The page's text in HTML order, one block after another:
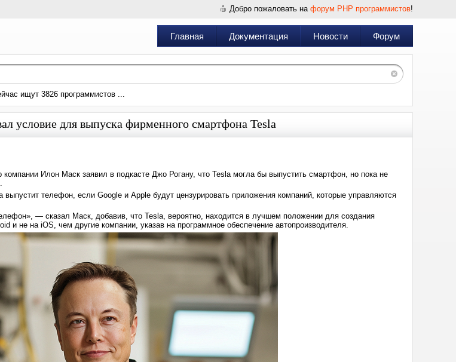
Добро пожаловать на форум PHP программистов!
Главная Документация Новости Форум
ищут 3826 программистов ...
условие для выпуска фирменного смартфона Tesla
компании Илон Маск заявил в подкасте Джо Рогану, что Tesla могла бы выпустить смартфон, но пока не
выпустит телефон, если Google и Apple будут цензурировать приложения компаний, которые управляются
— сказал Маск, добавив, что Tesla, вероятно, находится в лучшем положении для создания
и не на iOS, чем другие компании, указав на программное обеспечение автопроизводителя.